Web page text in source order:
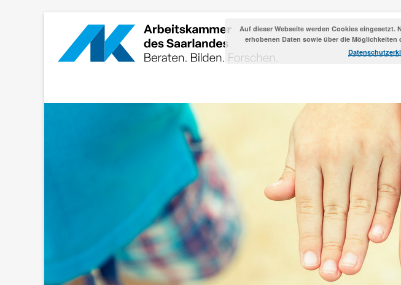
Auf dieser Webseite werden Cookies eingesetzt.
erhobenen Daten sowie über die